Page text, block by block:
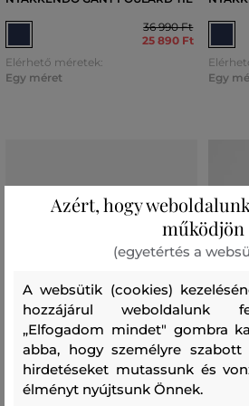
36 990 Ft
25 890 Ft
Elérhető méretek:
Egy méret
Egy
AKCIÓ -50%
Azért, hogy
működjön
(egyetértés a
A websütik (cookies)
hozzájárul weboldalunk
„Elfogadom mindet" gombra
abba, hogy személyre szabott
hirdetéseket mutassunk és
élményt nyújtsunk Önnek.